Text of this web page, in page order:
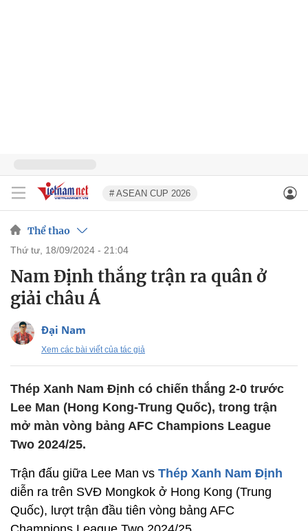
# ASEAN CUP 2026
Thể thao
thứ tư, 18/09/2024 - 21:04
Nam Định thắng trận ra quân ở
giải châu Á
Đại Nam
Xem các bài viết của tác giả
Thép Xanh Nam Định có chiến thắng 2-0 trước
Lee Man (Hong Kong-Trung Quốc), trong trận
mở màn vòng bảng AFC Champions League
Two 2024/25.
Trận đấu giữa Lee Man vs Thép Xanh Nam Định
diễn ra trên SVĐ Mongkok ở Hong Kong (Trung
Quốc), lượt trận đầu tiên vòng bảng AFC